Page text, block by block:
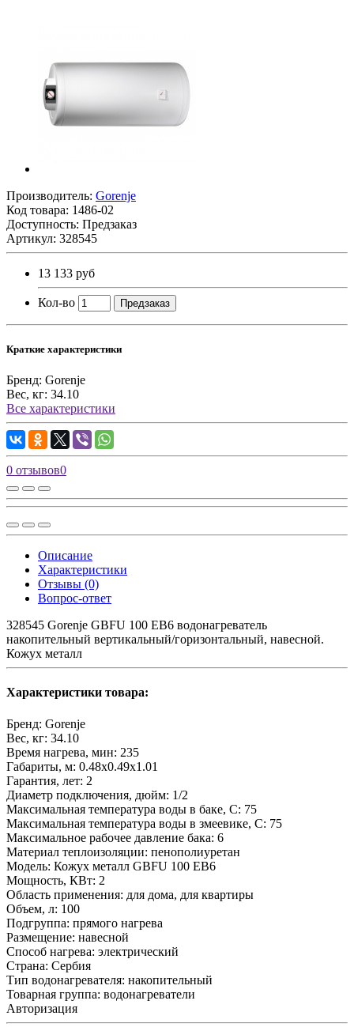
Производитель: Gorenje
Код товара: 1486-02
Доступность: Предзаказ
Артикул: 328545
13 133 руб
Кол-во Предзаказ
Краткие характеристики
Бренд: Gorenje
Вес, кг: 34.10
Все характеристики
0 отзывов0
Описание
Характеристики
Отзывы (0)
Вопрос-ответ
328545 Gorenje GBFU 100 EB6 водонагреватель
накопительный вертикальный/горизонтальный, навесной.
Кожух металл
Характеристики товара:
Бренд: Gorenje
Вес, кг: 34.10
Время нагрева, мин: 235
Габариты, м: 0.48x0.49x1.01
Гарантия, лет: 2
Диаметр подключения, дюйм: 1/2
Максимальная температура воды в баке, С: 75
Максимальная температура воды в змеевике, С: 75
Максимальное рабочее давление бака: 6
Материал теплоизоляции: пенополиуретан
Модель: Кожух металл GBFU 100 EB6
Мощность, КВт: 2
Область применения: для дома, для квартиры
Объем, л: 100
Подгруппа: прямого нагрева
Размещение: навесной
Способ нагрева: электрический
Страна: Сербия
Тип водонагревателя: накопительный
Товарная группа: водонагреватели
Авторизация